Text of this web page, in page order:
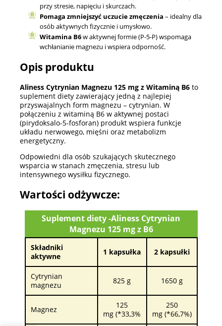
przy stresie, napięciu i skurczach.
Pomaga zmniejszyć uczucie zmęczenia – idealny dla
osób aktywnych fizycznie i umysłowo.
Witamina B6w aktywnej formie (P-5-P) wspomaga
wchłanianie magnezu i wspiera odporność.
Opis produktu
Aliness Cytrynian Magnezu 125 mg z Witaminą B6 to
suplement diety zawierający jedną z najlepiej
przyswajalnych form magnezu – cytrynian. W
połączeniu z witaminą B6 w aktywnej postaci
(pirydoksalo-5-fosforan) produkt wspiera funkcje
układu nerwowego, mięśni oraz metabolizm
energetyczny.
Odpowiedni dla osób szukających skutecznego
wsparcia w stanach zmęczenia, stresu lub
intensywnego wysiłku fizycznego.
Wartości odżywcze:
Suplement diety -Aliness Cytrynian
Magnezu 125 mg z B6
Składniki
aktywne
1 kapsułka 2 kapsułki
Cytrynian
magnezu
825 g 1650 g
Magnez
125
mg (*33,3%
250
mg (*66,7%)